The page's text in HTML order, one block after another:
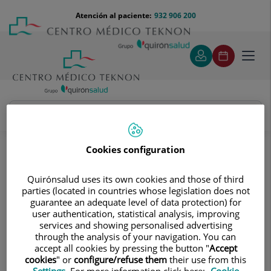
contenido
Menú
teléfono
cabecera
932 906 200
Atención al paciente:
Francesca Crovetto
FrancescaCrovetto
FACULTATIVO ESPECIALISTA GINECOLOGÍA Y
OBSTETRICÍA
Cookies configuration
Quirónsalud uses its own cookies and those of third
parties (located in countries whose legislation does not
guarantee an adequate level of data protection) for
user authentication, statistical analysis, improving
services and showing personalised advertising
through the analysis of your navigation. You can
accept all cookies by pressing the button "Accept
cookies" or configure/refuse them their use from this